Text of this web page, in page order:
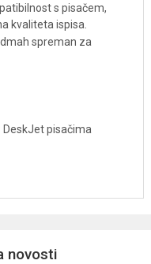
s pisačem,
kvaliteta ispisa.
spreman za
DeskJet pisačima
novosti